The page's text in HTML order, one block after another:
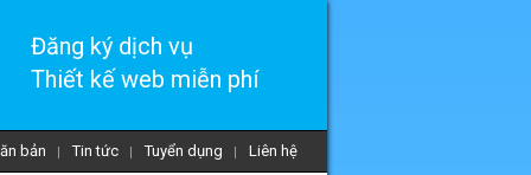
Đăng ký dịch vụ
Thiết kế web miễn phí
bản Tin tức Tuyển dụng Liên hệ